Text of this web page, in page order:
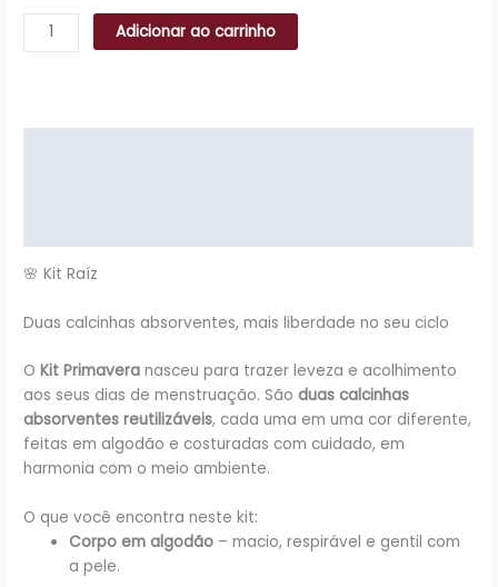
Adicionar ao carrinho
🌸 Kit Raíz
Duas calcinhas absorventes, mais liberdade no seu ciclo
OKit Primavera nasceu para trazer leveza e acolhimento
aos seus dias de menstruação. Sãoduas calcinhas
absorventes reutilizáveis, cada uma em uma cor diferente,
feitas em algodão e costuradas com cuidado, em
harmonia com o meio ambiente.
O que você encontra neste kit:
Corpo em algodão – macio, respirável e gentil com
a pele.